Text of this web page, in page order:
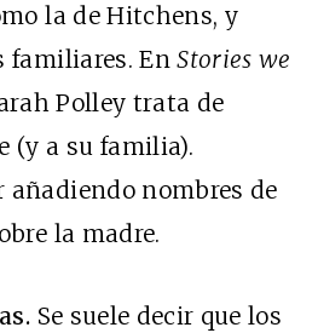
la de Hitchens, y
familiares. EnStories we
Polley trata de
(y a su familia).
añadiendo nombres de
la madre.
Se suele decir que los